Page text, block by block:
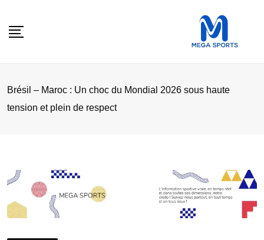
Brésil – Maroc : Un choc du Mondial 2026 sous haute
tension et plein de respect